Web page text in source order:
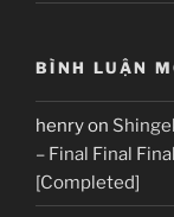
BÌNH LUẬN
henryon
– Final Final
[Completed]